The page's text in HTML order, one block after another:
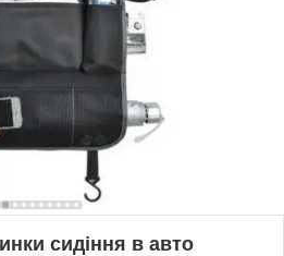
сидіння в авто